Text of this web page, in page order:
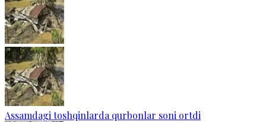
Assamdagi toshqinlarda qurbonlar soni ortdi